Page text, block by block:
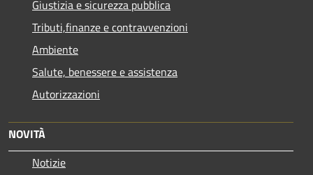
Giustizia e sicurezza pubblica
Tributi,finanze e contravvenzioni
Ambiente
Salute, benessere e assistenza
Autorizzazioni
NOVITÀ
Notizie